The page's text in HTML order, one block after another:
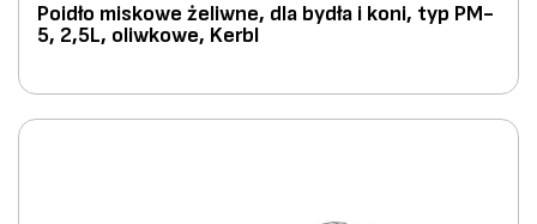
Poidło miskowe żeliwne, dla bydła i koni, typ PM-
5, 2,5L, oliwkowe, Kerbl